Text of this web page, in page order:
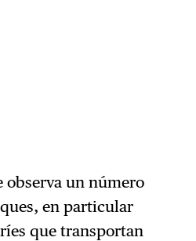
observa un número
en particular
que transportan